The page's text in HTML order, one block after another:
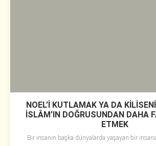
NOEL’İ KUTLAMAK YA DA
İSLÂM’IN DOĞRUSUNDAN DAHA
ETMEK
Bir insanın başka dünyalarda yaşayan bir